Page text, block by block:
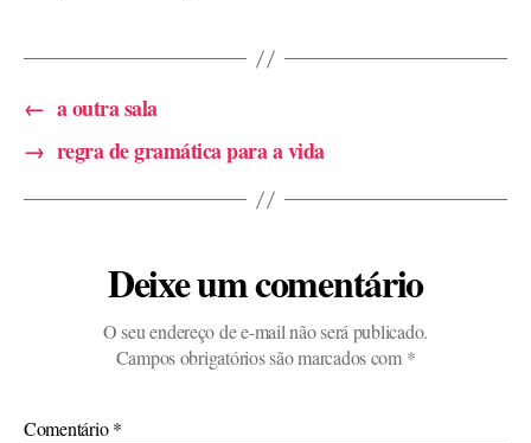
← a outra sala
→ regra de gramática para a vida
Deixe um comentário
O seu endereço de e-mail não será publicado.
Campos obrigatórios são marcados com *
Comentário*